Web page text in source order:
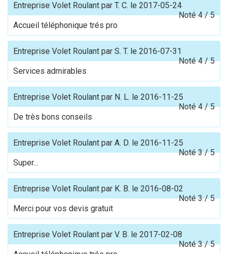
Entreprise Volet Roulant par T. C. le 2017-05-24
Noté4/5
Accueil téléphonique trés pro
Entreprise Volet Roulant par S. T. le 2016-07-31
Noté4/5
Services admirables
Entreprise Volet Roulant par N. L. le 2016-11-25
Noté4/5
De très bons conseils
Entreprise Volet Roulant par A. D. le 2016-11-25
Noté3/5
Super...
Entreprise Volet Roulant par K. B. le 2016-08-02
Noté3/5
Merci pour vos devis gratuit
Entreprise Volet Roulant par V. B. le 2017-02-08
Noté3/5